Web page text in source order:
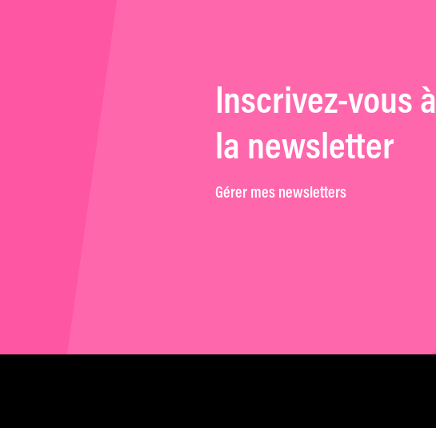
Inscrivez-vous à
la newsletter
Gérer mes newsletters